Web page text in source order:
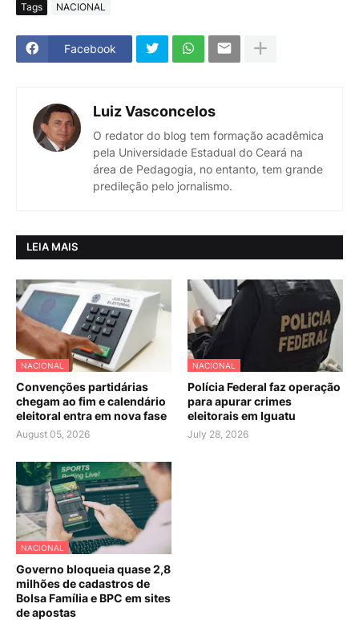
Tags NACIONAL
Facebook
Luiz Vasconcelos
O redator do blog tem formação acadêmica
pela Universidade Estadual do Ceará na
área de Pedagogia, no entanto, tem grande
predileção pelo jornalismo.
LEIA MAIS
NACIONAL
Convenções partidárias
chegam ao fim e calendário
eleitoral entra em nova fase
August 05, 2026
NACIONAL
Polícia Federal faz operação
para apurar crimes
eleitorais em Iguatu
July 28, 2026
NACIONAL
Governo bloqueia quase 2,8
milhões de cadastros de
Bolsa Família e BPC em sites
de apostas